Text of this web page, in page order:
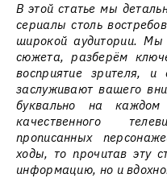
В этой статье мы
сериалы столь
широкой аудитории. Мы
сюжета, разберём
восприятие зрителя,
заслуживают вашего
буквально на
качественного
прописанных
ходы, то прочитав эту
информацию, но и